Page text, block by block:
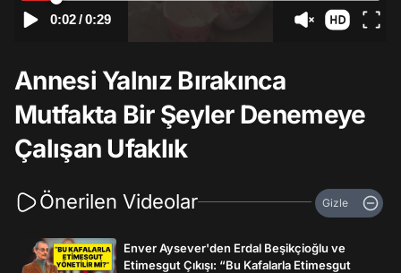
0:02/0:29
Annesi Yalnız Bırakınca
Mutfakta Bir Şeyler Denemeye
Çalışan Ufaklık
Önerilen Videolar Gizle
Enver Aysever'den Erdal Beşikçioğlu ve
Etimesgut Çıkışı: “Bu Kafalarla Etimesgut